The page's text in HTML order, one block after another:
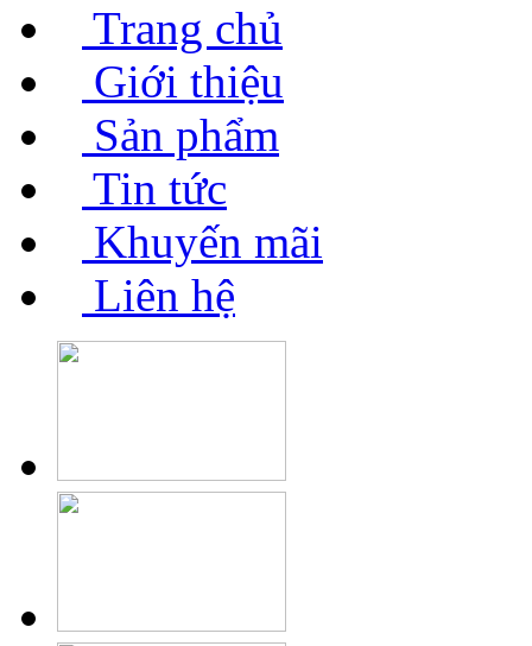
Trang chủ
Giới thiệu
Sản phẩm
Tin tức
Khuyến mãi
Liên hệ